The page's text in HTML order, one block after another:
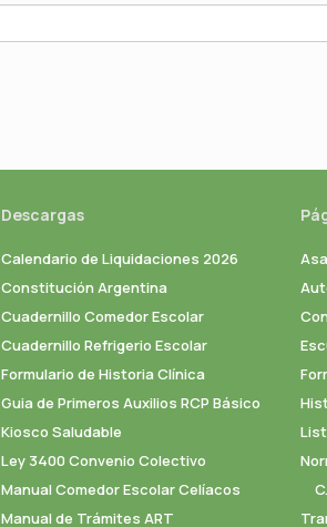
Descargas
Calendario de Liquidaciones 2026
Constitución Argentina
Cuadernillo Comedor Escolar
Cuadernillo Refrigerio Escolar
Formulario de Historia Clínica
Guia de Primeros Auxilios RCP Básico
Kiosco Saludable
Ley 3400 Convenio Colectivo
Manual Comedor Escolar Celíacos
Manual de Trámites ART